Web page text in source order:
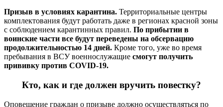
Призыв в условиях карантина. Территориальные центры
комплектования будут работать даже в регионах красной зоны
с соблюдением карантинных правил. По прибытии в
воинские части все будут переведены на обсервацию
продолжительностью 14 дней. Кроме того, уже во время
пребывания в ВСУ военнослужащие смогут получить
прививку против COVID-19.
Кто, как и где должен вручить повестку?
Оповещение граждан о призыве должно осуществляться по